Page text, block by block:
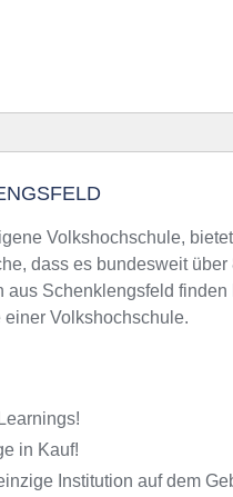
finden
zu VHS-Kursen
der VHS
Volkshochschule,
dass es bundesweit
Schenklengsfeld
Volkshochschule.
in Kauf!
Institution auf dem